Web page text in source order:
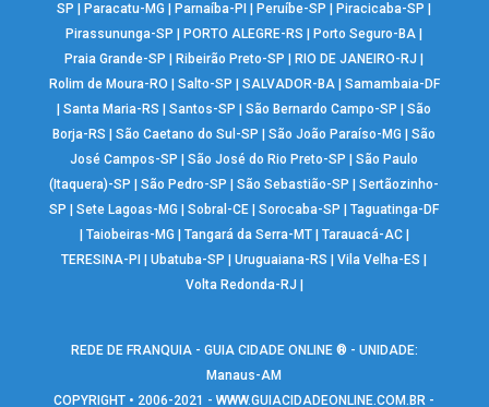
SP
Paracatu-MG Parnaíba-PI Peruíbe-SP Piracicaba-SP
Pirassununga-SP
PORTO ALEGRE-RS Porto Seguro-BA
Praia Grande-SP
Ribeirão Preto-SP RIO DE JANEIRO-RJ
Rolim de Moura-RO
Salto-SP SALVADOR-BA| Samambaia-DF
|Santa Maria-RS |Santos-SP |São Bernardo Campo-SP |São
Borja-RS
|São Caetano do Sul-SP |São João Paraíso-MG |São
José Campos-SP
|São José do Rio Preto-SP |São Paulo
(Itaquera)-SP
|São Pedro-SP |São Sebastião-SP |Sertãozinho-
SP
|Sete Lagoas-MG |Sobral-CE |Sorocaba-SP |Taguatinga-DF
Taiobeiras-MG Tangará da Serra-MT| Tarauacá-AC|
TERESINA-PI
|Ubatuba-SP |Uruguaiana-RS |Vila Velha-ES
Volta Redonda-RJ
REDE DE FRANQUIA - GUIA CIDADE ONLINE ® - UNIDADE:
Manaus-AM
COPYRIGHT • 2006-2021 -WWW.GUIACIDADEONLINE.COM.BR -